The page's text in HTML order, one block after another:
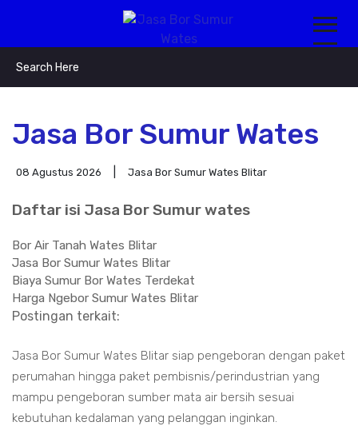
Jasa Bor Sumur Wates
08 Agustus 2026 Jasa Bor Sumur Wates Blitar
Daftar isi Jasa Bor Sumur wates
Bor Air Tanah Wates Blitar
Jasa Bor Sumur Wates Blitar
Biaya Sumur Bor Wates Terdekat
Harga Ngebor Sumur Wates Blitar
Postingan terkait:
Jasa Bor Sumur Wates Blitar siap pengeboran dengan paket
perumahan hingga paket pembisnis/perindustrian yang
mampu pengeboran sumber mata air bersih sesuai
kebutuhan kedalaman yang pelanggan inginkan.